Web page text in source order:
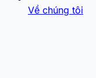
Về chúng tôi